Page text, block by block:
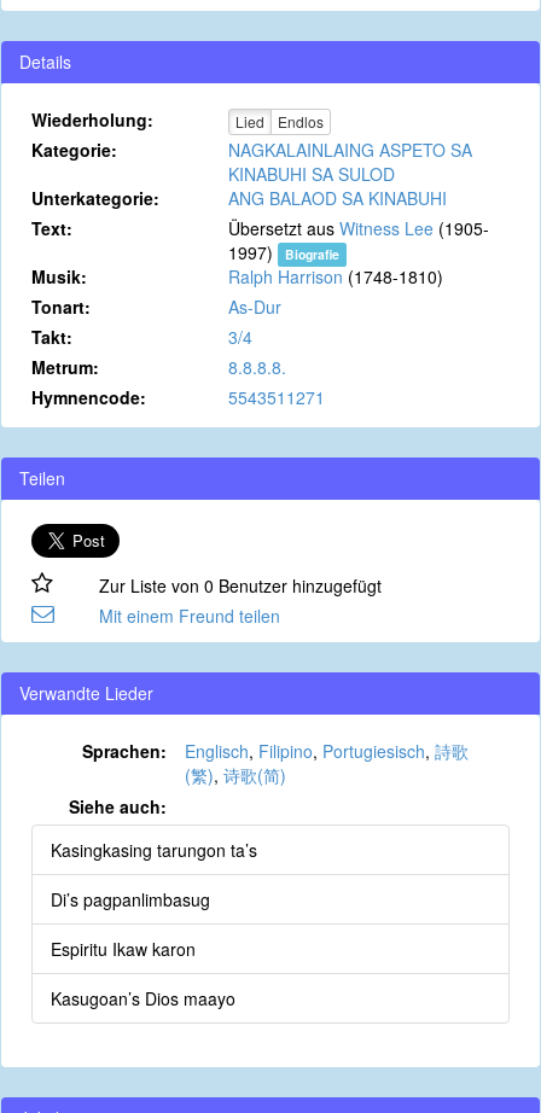
Details
Wiederholung: Lied Endlos
Kategorie:
NAGKALAINLAING ASPETO SA
KINABUHI SA SULOD
Unterkategorie:
ANG BALAOD SA KINABUHI
Text:
Übersetzt aus Witness Lee (1905-
1997)
Biografie
Musik: Ralph Harrison (1748-1810)
Tonart:
As-Dur
Takt:
3/4
Metrum:
8.8.8.8.
Hymnencode:
5543511271
Teilen
Zur Liste von 0 Benutzer hinzugefügt
Mit einem Freund teilen
Verwandte Lieder
Sprachen: Englisch, Filipino, Portugiesisch, 詩歌
(繁), 诗歌(简)
Siehe auch:
Kasingkasing tarungon ta’s
Di’s pagpanlimbasug
Espiritu Ikaw karon
Kasugoan’s Dios maayo